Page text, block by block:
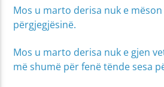
Mos u marto derisa nuk e
përgjegjësinë.
Mos u marto derisa nuk e gjen
më shumë për fenë tënde sesa